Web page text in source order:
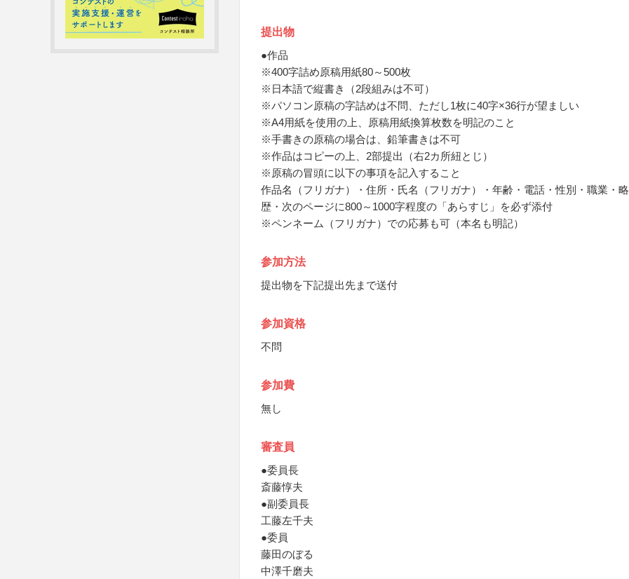
提出物
●作品
※400字詰め原稿用紙80～500枚
※日本語で縦書き（2段組みは不可）
※パソコン原稿の字詰めは不問、ただし1枚に40字×36行が望ましい
※A4用紙を使用の上、原稿用紙換算枚数を明記のこと
※手書きの原稿の場合は、鉛筆書きは不可
※作品はコピーの上、2部提出（右2カ所紐とじ）
※原稿の冒頭に以下の事項を記入すること
作品名（フリガナ）・住所・氏名（フリガナ）・年齢・電話・性別・職業・略
歴・次のページに800～1000字程度の「あらすじ」を必ず添付
※ペンネーム（フリガナ）での応募も可（本名も明記）
参加方法
提出物を下記提出先まで送付
参加資格
不問
参加費
無し
審査員
●委員長
斎藤惇夫
●副委員長
工藤左千夫
●委員
藤田のぼる
中澤千磨夫